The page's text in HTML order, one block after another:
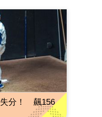
失分！ 飆156